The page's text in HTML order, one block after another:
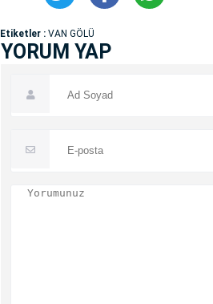
Etiketler : VAN GÖLÜ
YORUM YAP